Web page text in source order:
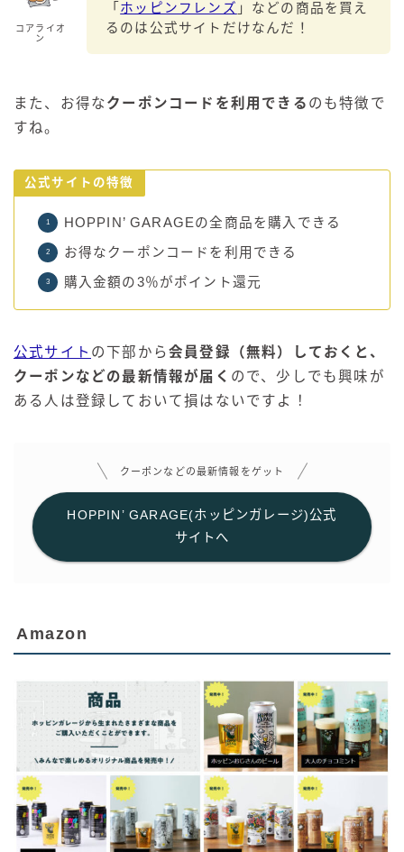
コアライオ
ン
「 ホッピンフレンズ 」などの商品を買え
るのは公式サイトだけなんだ！
また、お得なクーポンコードを利用できる のも特徴で
すね。
公式サイトの特徴
HOPPIN’ GARAGEの全商品を購入できる
お得なクーポンコードを利用できる
購入金額の3％がポイント還元
公式サイト の下部から会員登録（無料）しておくと、
クーポンなどの最新情報が届く ので、少しでも興味が
ある人は登録しておいて損はないですよ！
クーポンなどの最新情報をゲット
HOPPIN’ GARAGE(ホッピンガレージ)公式
サイトへ
Amazon